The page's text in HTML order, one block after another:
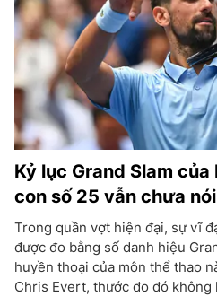
Kỷ lục Grand Slam
con số 25 vẫn chưa
Trong quần vợt hiện đại, sự vĩ
được đo bằng số danh hiệu
huyền thoại của môn thể thao
Chris Evert, thước đo đó không